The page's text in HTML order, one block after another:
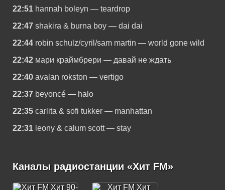
22:51 hannah boleyn — teardrop
22:47 shakira & burna boy — dai dai
22:44 robin schulz/cyril/sam martin — world gone wild
22:42 мари краймбрери — давай не ждать
22:40 avalan rokston — vertigo
22:37 beyoncé — halo
22:35 carlita & sofi tukker — manhattan
22:31 leony & calum scott — stay
Каналы радиостанции «Хит FM»